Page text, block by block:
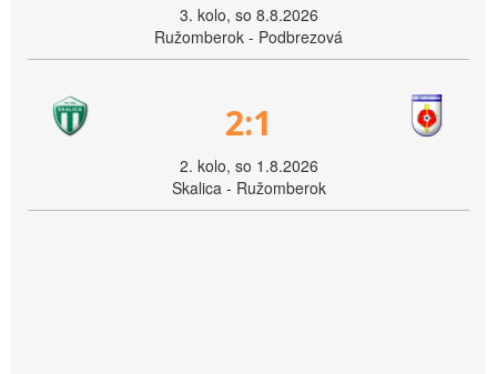
3. kolo, so 8.8.2026
Ružomberok - Podbrezová
2:1
2. kolo, so 1.8.2026
Skalica - Ružomberok